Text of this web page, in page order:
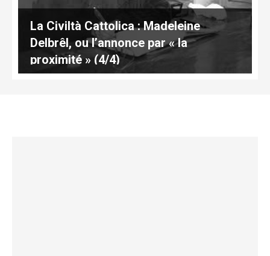
La Civiltà Cattolica : Madeleine
Delbrêl, ou l’annonce par « la
proximité » (4/4)